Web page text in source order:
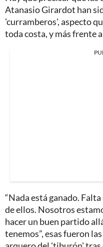
Atanasio Girardot han
'curramberos', aspecto
toda costa, y más frente
“Nada está ganado.
de ellos. Nosotros
hacer un buen partido
tenemos”, esas fueron